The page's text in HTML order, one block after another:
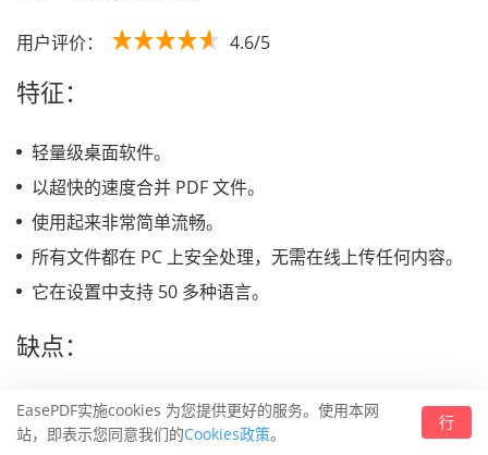
用户评价： 4.6/5
特征：
轻量级桌面软件。
以超快的速度合并 PDF 文件。
使用起来非常简单流畅。
所有文件都在 PC 上安全处理，无需在线上传任何内容。
它在设置中支持 50 多种语言。
缺点：
没有页面模式可以在免费试用中重新排序或删除单个页
面。
EasePDF实施cookies 为您提供更好的服务。使用本网
站，即表示您同意我们的Cookies政策。
行